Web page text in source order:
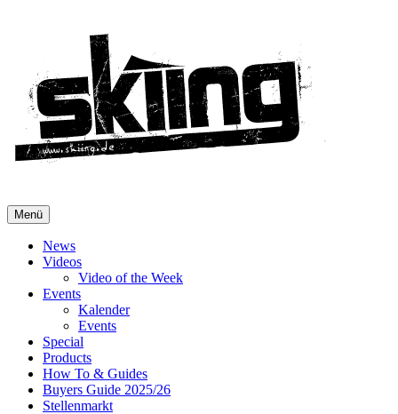
Menü
News
Videos
Video of the Week
Events
Kalender
Events
Special
Products
How To & Guides
Buyers Guide 2025/26
Stellenmarkt